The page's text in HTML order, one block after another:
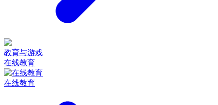
教育与游戏
在线教育
在线教育